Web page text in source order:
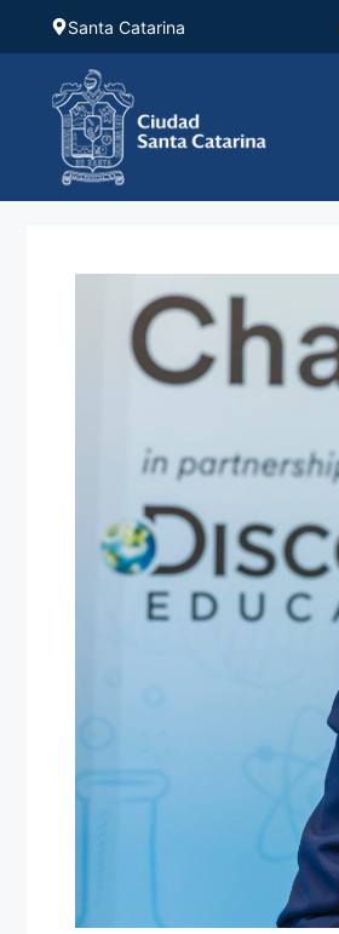
Saltar
contenido
Santa Catarina